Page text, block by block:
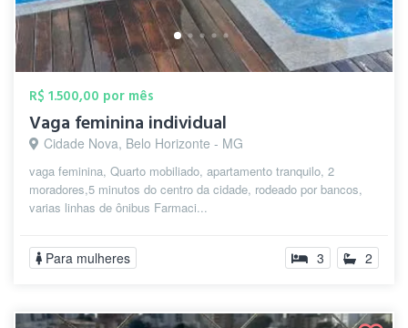
R$ 1.500,00 por mês
Vaga feminina individual
Cidade Nova, Belo Horizonte - MG
vaga feminina, Quarto mobiliado, apartamento tranquilo, 2
moradores,5 minutos do centro da cidade, rodeado por bancos,
varias linhas de ônibus Farmaci...
Para mulheres 3 2